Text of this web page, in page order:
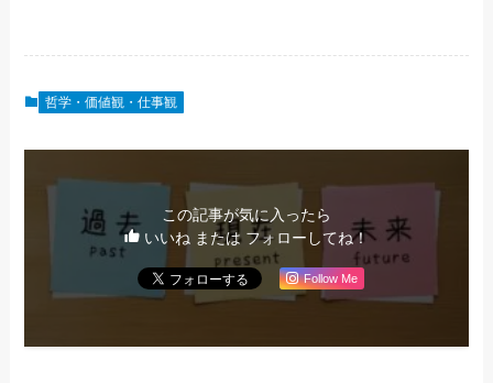
哲学・価値観・仕事観
この記事が気に入ったら
いいね または フォローしてね！
Follow Me